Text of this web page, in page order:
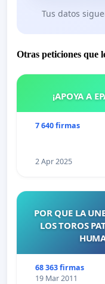
Tus datos
Otras peticiones que
¡APOYA A
7 640 firmas
2 Apr 2025
POR QUE LA
LOS TOROS
68 363 firmas
19 Mar 2011